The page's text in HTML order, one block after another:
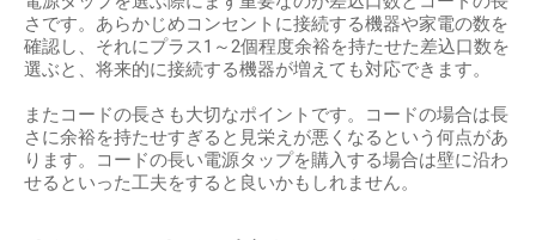
さです。あらかじめコンセントに接続する機器や家電の数を
確認し、それにプラス1～2個程度余裕を持たせた差込口数を
選ぶと、将来的に接続する機器が増えても対応できます。
またコードの長さも大切なポイントです。コードの場合は長
さに余裕を持たせすぎると見栄えが悪くなるという何点があ
ります。コードの長い電源タップを購入する場合は壁に沿わ
せるといった工夫をすると良いかもしれません。